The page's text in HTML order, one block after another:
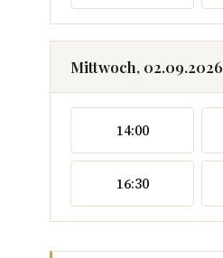
Mittwoch, 02.09.2026
14:00
16:30